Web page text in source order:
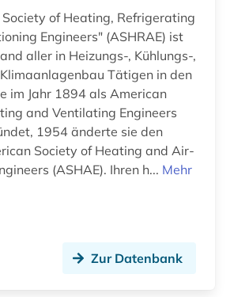
gebrauchsmuster (8)
gebrauchsmusteranmeldung (3)
gebrauchsmusterrecherche (3)
gebrauchsmusterrecht (5)
of Heating, Refrigerating
Engineers" (ASHRAE) ist
aller in Heizungs-, Kühlungs-,
Tätigen in den
im Jahr 1894 als American
and Ventilating Engineers
1954 änderte sie den
Society of Heating and Air-
(ASHAE). Ihren h... Mehr
Zur Datenbank